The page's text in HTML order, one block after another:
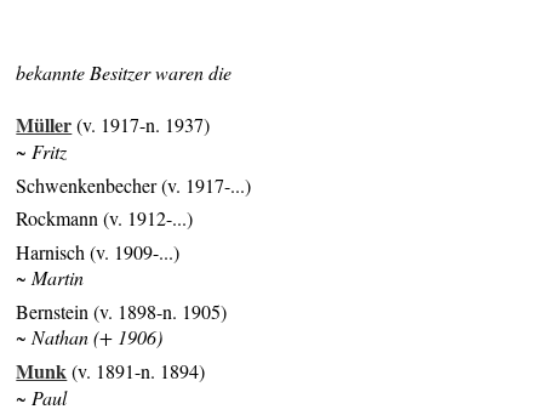
bekannte Besitzer waren die
Müller(v. 1917-n. 1937)
~ Fritz
Schwenkenbecher (v. 1917-...)
Rockmann (v. 1912-...)
Harnisch (v. 1909-...)
~ Martin
Bernstein (v. 1898-n. 1905)
~ Nathan (+ 1906)
Munk(v. 1891-n. 1894)
~ Paul